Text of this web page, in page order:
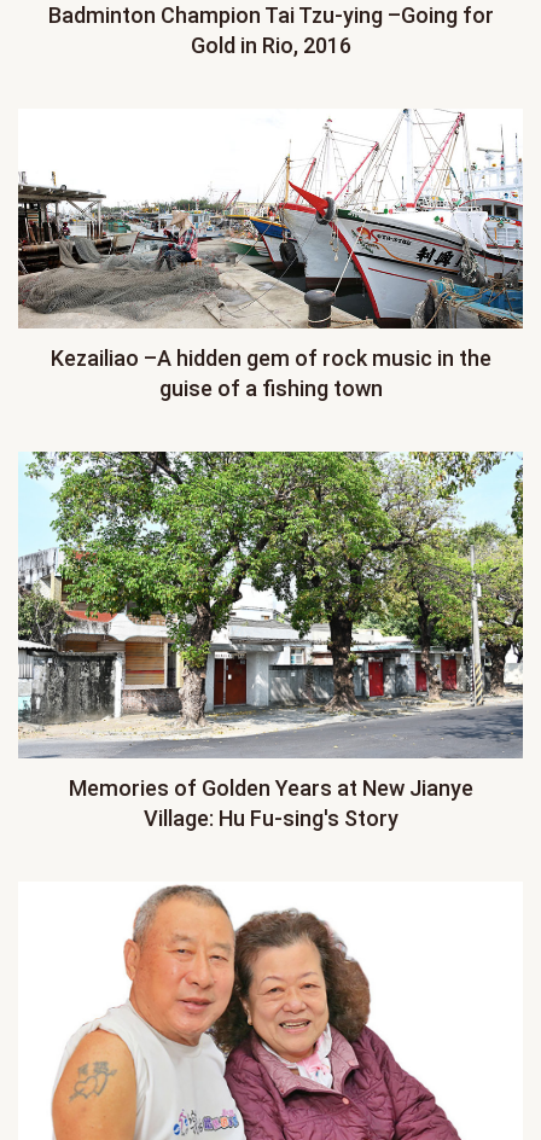
Badminton Champion Tai Tzu-ying –Going for
Gold in Rio, 2016
Kezailiao –A hidden gem of rock music in the
guise of a fishing town
Memories of Golden Years at New Jianye
Village: Hu Fu-sing's Story